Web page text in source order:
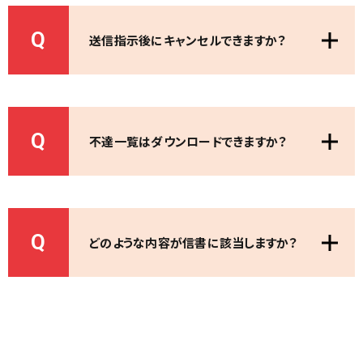
Q 送信指示後にキャンセルできますか？
Q 不達一覧はダウンロードできますか？
Q どのような内容が信書に該当しますか？